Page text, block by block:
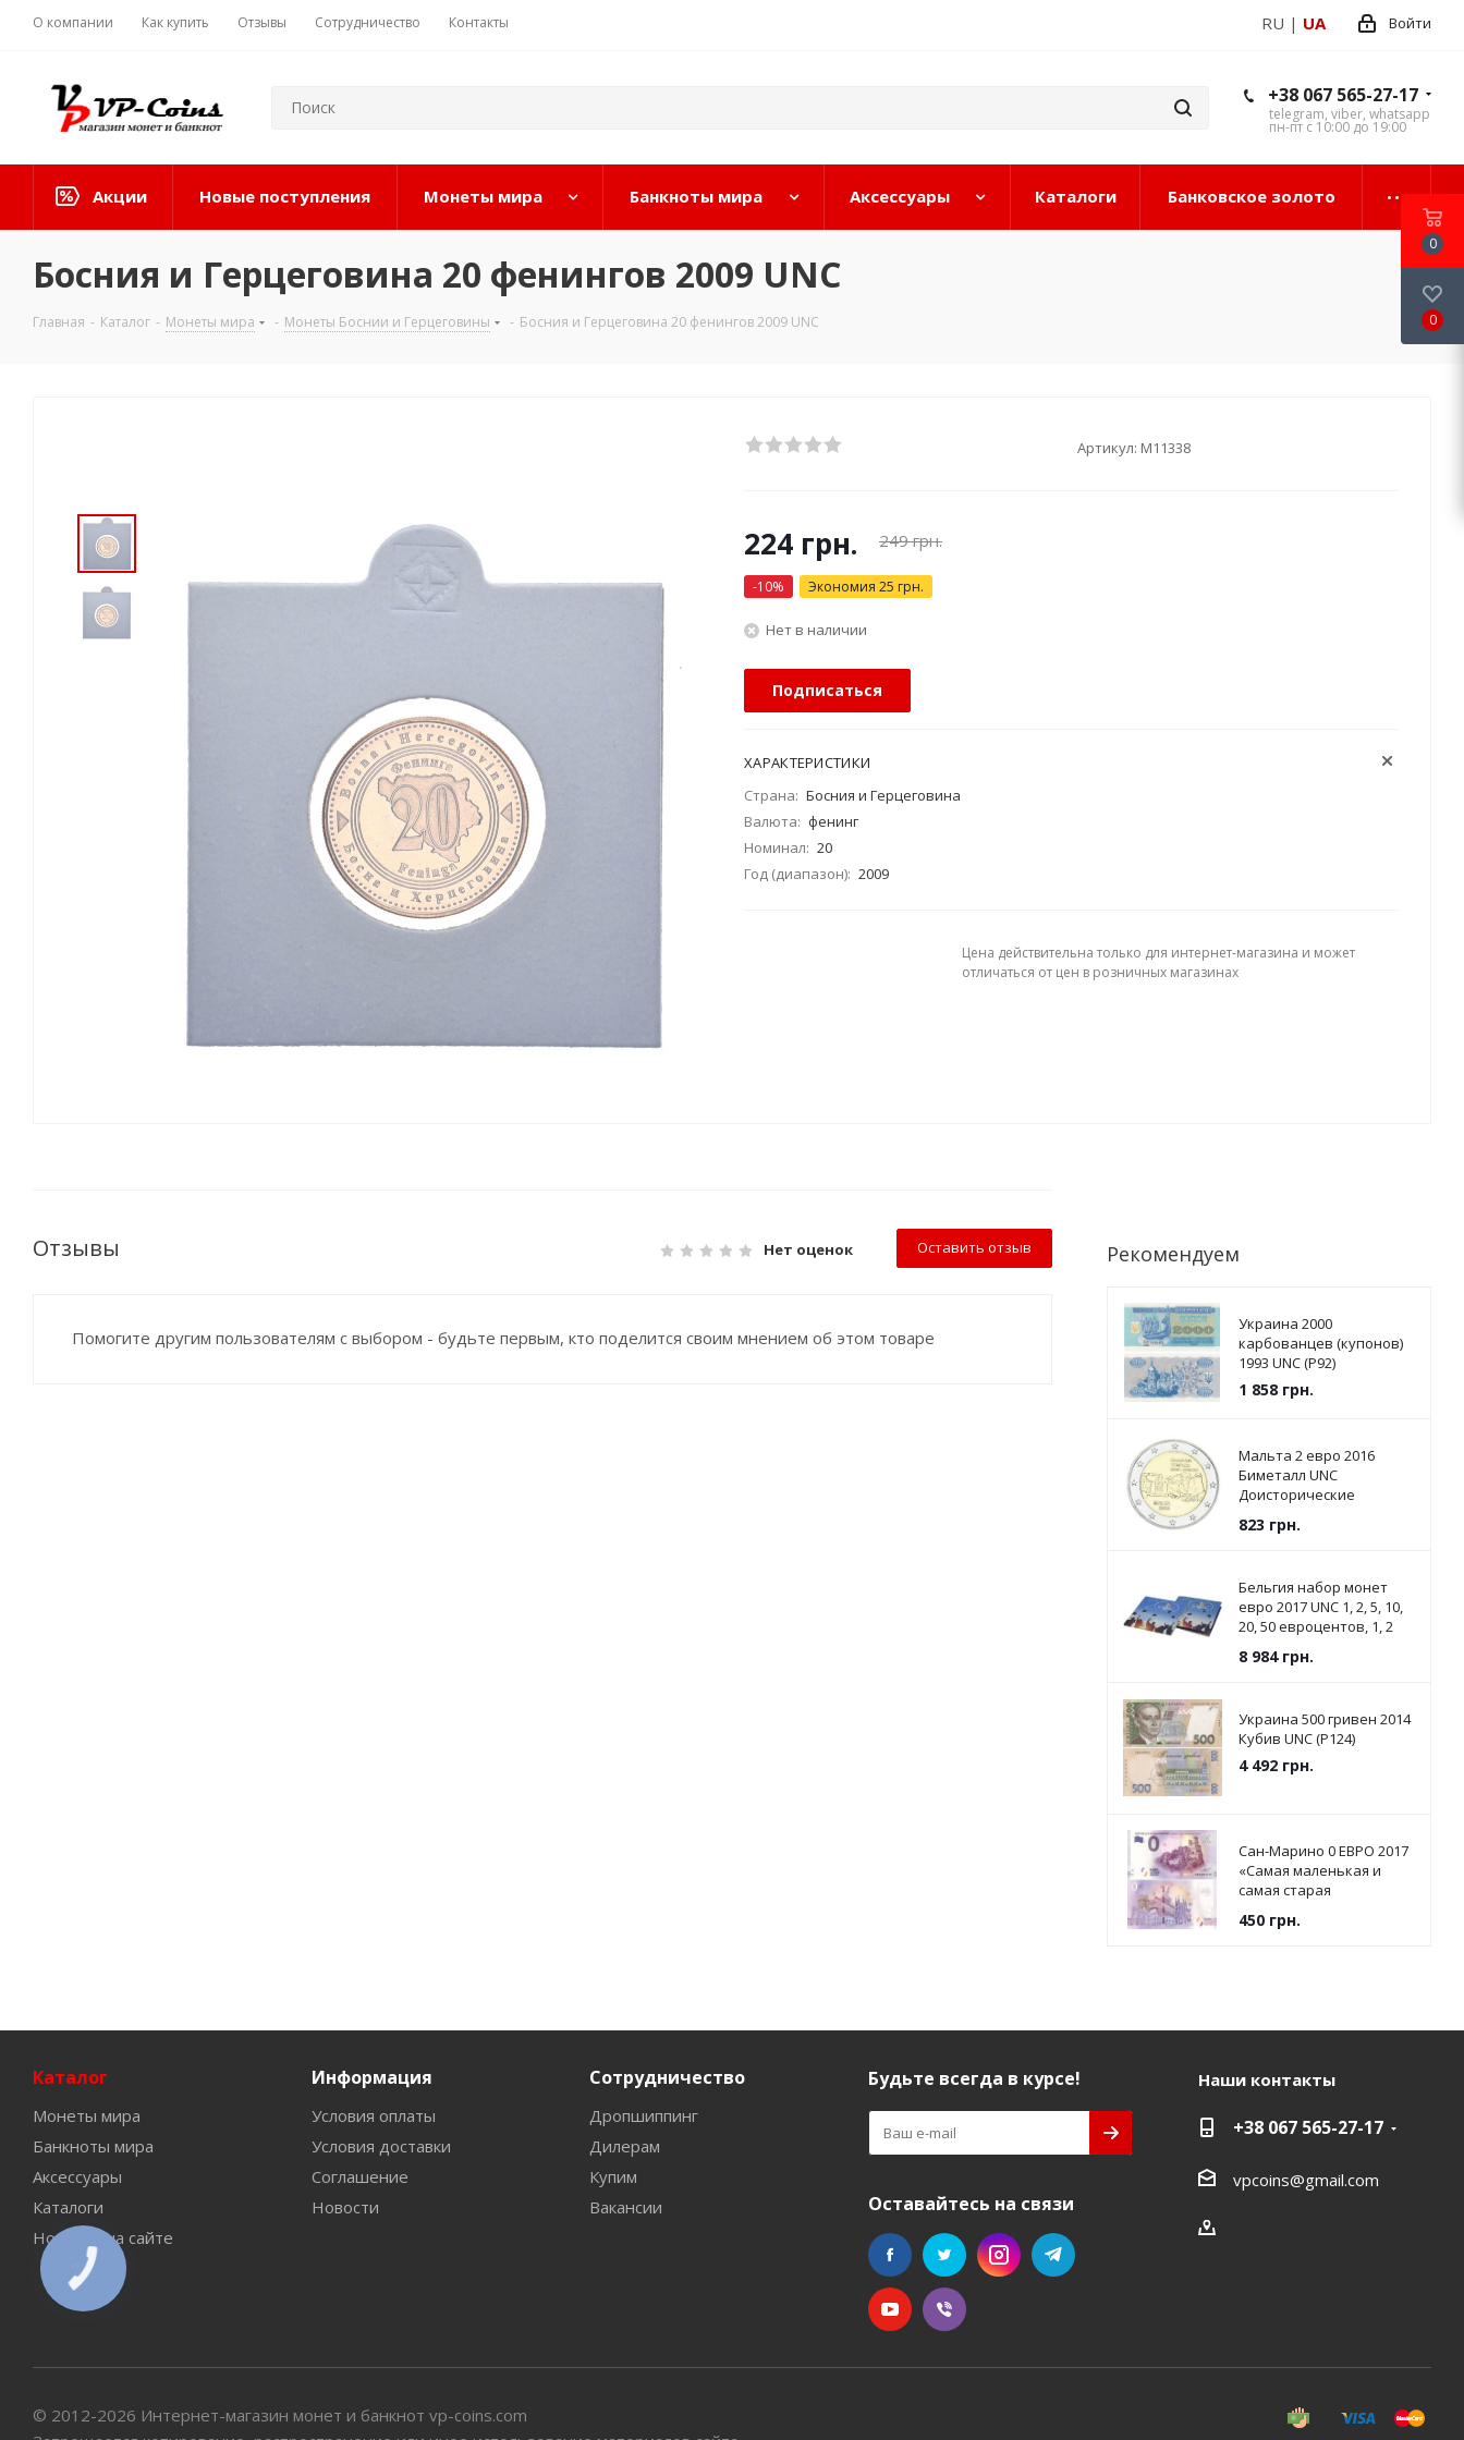
О компании Как купить Отзывы Сотрудничество Контакты Войти
RU | UA
+38 067 565-27-17
telegram, viber, whatsapp
пн-пт с 10:00 до 19:00
Акции Новые поступления Монеты мира Банкноты мира Аксессуары Каталоги Банковское золото
Босния и Герцеговина 20 фенингов 2009 UNC
Главная - Каталог - Монеты мира - Монеты Боснии и Герцеговины - Босния и Герцеговина 20 фенингов 2009 UNC
Артикул: М11338
224 грн. 249грн.
-10% Экономия 25 грн.
Нет в наличии
Подписаться
ХАРАКТЕРИСТИКИ
Страна: Босния и Герцеговина
Валюта: фенинг
Номинал: 20
Год (диапазон): 2009
Цена действительна только для интернет-магазина и может
отличаться от цен в розничных магазинах
Отзывы Нет оценок Оставить отзыв
Помогите другим пользователям с выбором - будьте первым, кто поделится своим мнением об этом товаре
Рекомендуем
Украина 2000
карбованцев (купонов)
1993 UNC (P92)
1 858грн.
Мальта 2 евро 2016
Биметалл UNC
Доисторические
Джгантии
823 грн.
Бельгия набор монет
евро 2017 UNC 1, 2, 5, 10,
20, 50 евроцентов, 1, 2
упаковке
8 984грн.
Украина 500 гривен 2014
Кубив UNC (P124)
4 492грн.
Сан-Марино 0 ЕВРО 2017
«Самая маленькая и
самая старая
450грн.
Каталог
Монеты мира
Банкноты мира
Аксессуары
Каталоги
Новинки на сайте
Информация
Условия оплаты
Условия доставки
Соглашение
Новости
Сотрудничество
Дропшиппинг
Дилерам
Купим
Вакансии
Будьте всегда в курсе!
Оставайтесь на связи
Наши контакты
+38 067 565-27-17
vpcoins@gmail.com
© 2012-2026 Интернет-магазин монет и банкнот vp-coins.com
0
0
КНОПКА
СВЯЗИ